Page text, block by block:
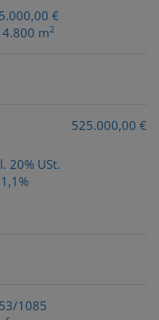
€
4.800 m2
525.000,00 €
20% USt.
1,1%
1085